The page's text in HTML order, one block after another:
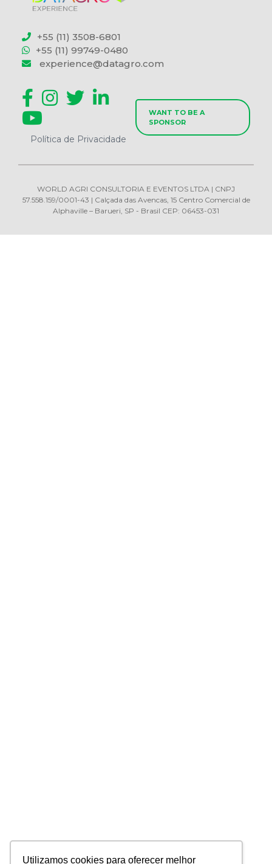
Utilizamos cookies para oferecer melhor
+55 (11) 3508-6801
+55 (11) 99749-0480
experience@datagro.com
Política de Privacidade
WANT TO BE A
SPONSOR
WORLD AGRI CONSULTORIA E EVENTOS LTDA | CNPJ
57.558.159/0001-43 | Calçada das Avencas, 15 Centro Comercial de
Alphaville – Barueri, SP - Brasil CEP: 06453-031